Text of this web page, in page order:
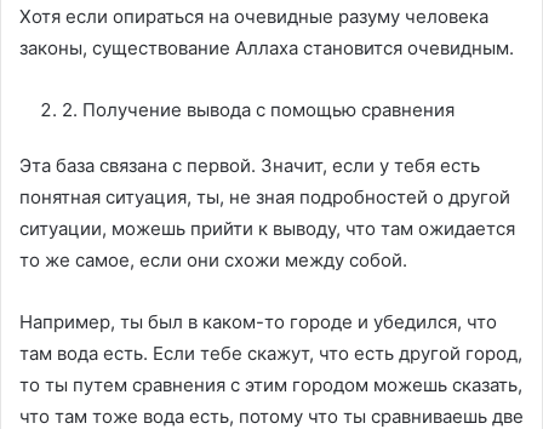
Хотя если опираться на очевидные разуму человека
законы, существование Аллаха становится очевидным.
2. Получение вывода с помощью сравнения
Эта база связана с первой. Значит, если у тебя есть
понятная ситуация, ты, не зная подробностей о другой
ситуации, можешь прийти к выводу, что там ожидается
то же самое, если они схожи между собой.
Например, ты был в каком-то городе и убедился, что
там вода есть. Если тебе скажут, что есть другой город,
то ты путем сравнения с этим городом можешь сказать,
что там тоже вода есть, потому что ты сравниваешь две